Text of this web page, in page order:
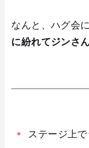
なんと、ハグ会
に紛れてジンさ
ステージ上